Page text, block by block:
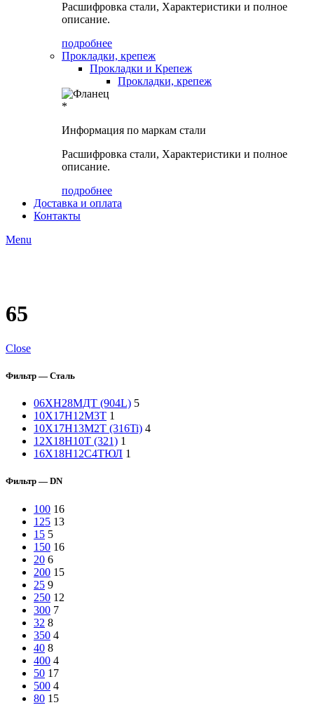
Расшифровка стали, Характеристики и полное
описание.
подробнее
Прокладки, крепеж
Прокладки и Крепеж
Прокладки, крепеж
*
Информация по маркам стали
Расшифровка стали, Характеристики и полное
описание.
подробнее
Доставка и оплата
Контакты
Menu
65
Close
Фильтр — Сталь
06ХН28МДТ (904L) 5
10Х17Н12М3Т 1
10Х17Н13М2Т (316Ti) 4
12Х18Н10Т (321) 1
16Х18Н12С4ТЮЛ 1
Фильтр — DN
100 16
125 13
15 5
150 16
20 6
200 15
25 9
250 12
300 7
32 8
350 4
40 8
400 4
50 17
500 4
80 15